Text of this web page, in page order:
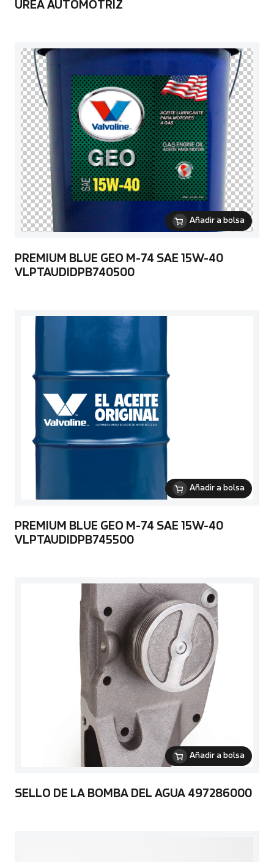
UREA AUTOMOTRIZ
Añadir a bolsa
PREMIUM BLUE GEO M-74 SAE 15W-40
VLPTAUDIDPB740500
Añadir a bolsa
PREMIUM BLUE GEO M-74 SAE 15W-40
VLPTAUDIDPB745500
Añadir a bolsa
SELLO DE LA BOMBA DEL AGUA 497286000